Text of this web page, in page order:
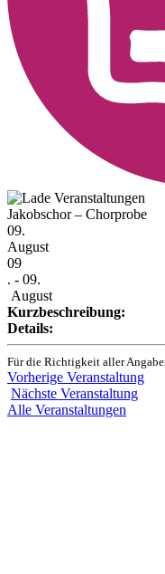
Jakobschor – Chorprobe
09.
August
09
. - 09.
August
Kurzbeschreibung:
Details:
Für die Richtigkeit aller
Vorherige Veranstaltung
Nächste Veranstaltung
Alle Veranstaltungen